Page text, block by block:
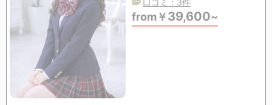
口コミ：3件
from￥39,600~